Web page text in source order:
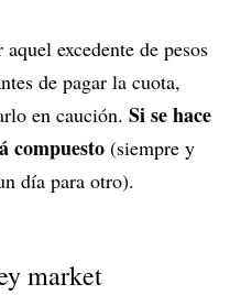
excedente de pesos
de pagar la cuota,
en caución. Si se hace
compuesto (siempre y
día para otro).
market